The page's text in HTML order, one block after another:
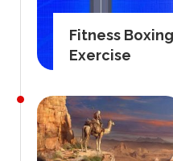
Fitness
Exercise